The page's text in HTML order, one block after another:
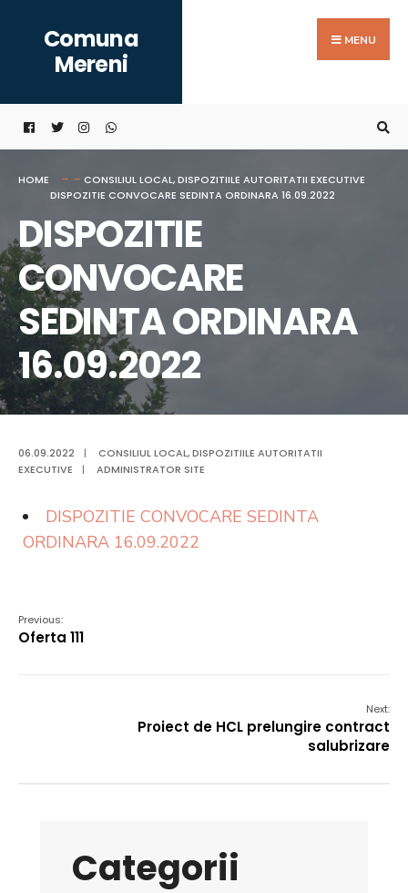
content
Comuna
Mereni
MENU
HOME CONSILIUL LOCAL,DISPOZITIILE AUTORITATII EXECUTIVE
DISPOZITIE CONVOCARE SEDINTA ORDINARA 16.09.2022
DISPOZITIE
CONVOCARE
SEDINTA ORDINARA
16.09.2022
06.09.2022 | CONSILIUL LOCAL,DISPOZITIILE AUTORITATII
EXECUTIVE
| ADMINISTRATOR SITE
DISPOZITIE CONVOCARE SEDINTA
ORDINARA 16.09.2022
Previous:
Oferta 111
Next:
Proiect de HCL prelungire contract
salubrizare
Categorii
for: